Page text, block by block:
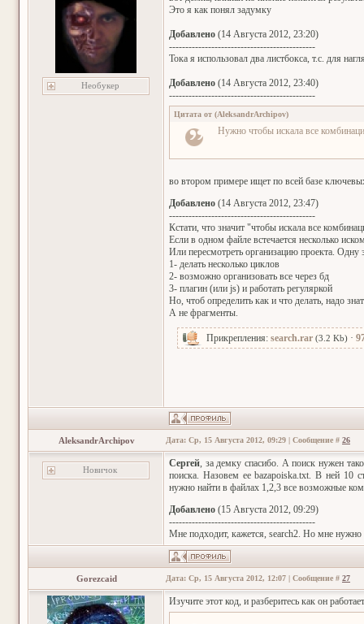
Необукер
Это я как понял задумку
Добавлено (14 Августа 2012, 23:20)
---------------------------------------------
Тока я использовал два листбокса, т.с. для
Добавлено (14 Августа 2012, 23:40)
---------------------------------------------
Цитата от (AleksandrArchipov)
Нужно чтобы искала все
во втором примере ищет по всей базе
Добавлено (14 Августа 2012, 23:47)
---------------------------------------------
Кстати, что значит "чтобы искала все
Если в одном файле встечается несколько
Или пересмотреть организацию проекта.
1- делать несколько циклов
2- возможно организовать все через бд
3- плагин (или js) и работать регуляркой
Но, чтоб определить как и что делать, надо
А не фрагменты.
Прикрепления: search.rar (3.2 Kb) ·
AleksandrArchipov Дата: Ср, 15 Августа 2012, 09:29 | Сообщение # 26
Новичок
Сергей, за демку спасибо. А поиск нужен
поиска. Назовем ее bazapoiska.txt. В ней 10
нужно найти в файлах 1,2,3 все возможные
Добавлено (15 Августа 2012, 09:29)
---------------------------------------------
Мне подходит, кажется, search2. Но мне нужно
Gorezcaid Дата: Ср, 15 Августа 2012, 12:07 | Сообщение # 27
Изучите этот код, и разберитесь как он